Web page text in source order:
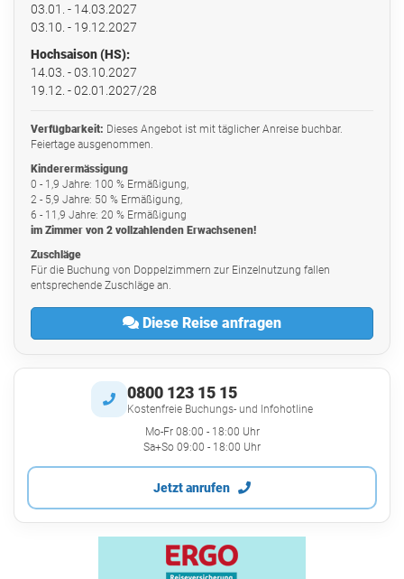
03.01. - 14.03.2027
03.10. - 19.12.2027
Hochsaison (HS):
14.03. - 03.10.2027
19.12. - 02.01.2027/28
Verfügbarkeit: Dieses Angebot ist mit täglicher Anreise buchbar.
Feiertage ausgenommen.
Kinderermässigung
0 - 1,9 Jahre: 100 % Ermäßigung,
2 - 5,9 Jahre: 50 % Ermäßigung,
6 - 11,9 Jahre: 20 % Ermäßigung
im Zimmer von 2 vollzahlenden Erwachsenen!
Zuschläge
Für die Buchung von Doppelzimmern zur Einzelnutzung fallen
entsprechende Zuschläge an.
Diese Reise anfragen
0800 123 15 15
Kostenfreie Buchungs- und Infohotline
Mo-Fr 08:00 - 18:00 Uhr
Sa+So 09:00 - 18:00 Uhr
Jetzt anrufen